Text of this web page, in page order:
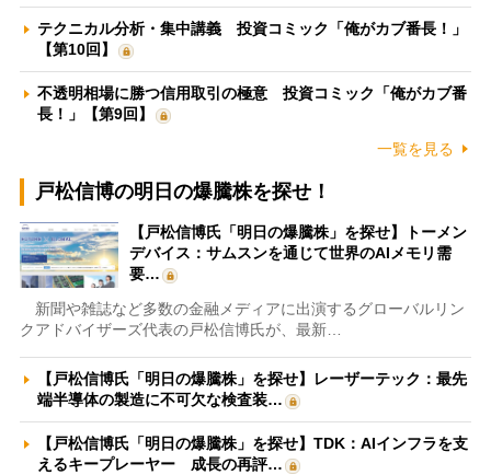
テクニカル分析・集中講義 投資コミック「俺がカブ番長！」
【第10回】
不透明相場に勝つ信用取引の極意 投資コミック「俺がカブ番
長！」【第9回】
一覧を見る
戸松信博の明日の爆騰株を探せ！
【戸松信博氏「明日の爆騰株」を探せ】トーメン
デバイス：サムスンを通じて世界のAIメモリ需
要…
新聞や雑誌など多数の金融メディアに出演するグローバルリン
クアドバイザーズ代表の戸松信博氏が、最新…
【戸松信博氏「明日の爆騰株」を探せ】レーザーテック：最先
端半導体の製造に不可欠な検査装…
【戸松信博氏「明日の爆騰株」を探せ】TDK：AIインフラを支
えるキープレーヤー 成長の再評…